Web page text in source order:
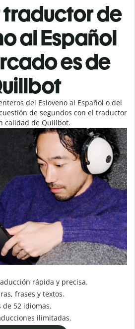
traductor de
al Español
es de
del Esloveno al Español o del
de segundos con el traductor
calidad de Quillbot.
rápida y precisa.
frases y textos.
de 52 idiomas.
ilimitadas.